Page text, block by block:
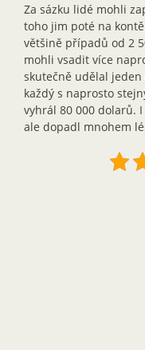
Za sázku lidé mohli
toho jim poté na
většině případů od 2
mohli vsadit více
skutečně udělal
každý s naprosto
vyhrál 80 000 dolarů.
ale dopadl mnohem